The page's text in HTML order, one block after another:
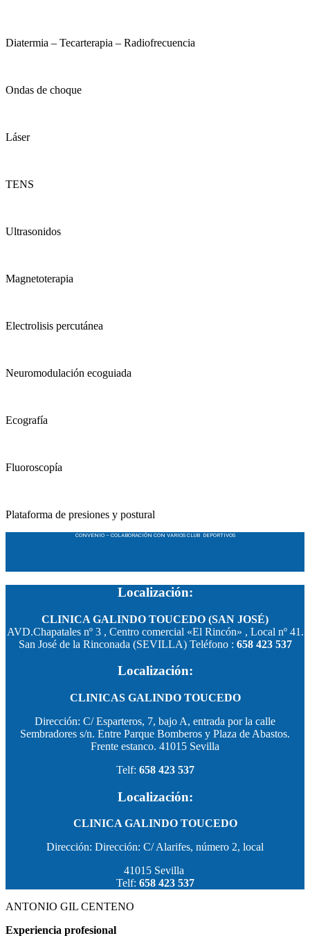
Diatermia – Tecarterapia – Radiofrecuencia
Ondas de choque
Láser
TENS
Ultrasonidos​
Magnetoterapia
Electrolisis percutánea
Neuromodulación ecoguiada
Ecografía
Fluoroscopía
Plataforma de presiones y postural
CONVENIO – COLABORACIÓN CON VARIOS CLUB DEPORTIVOS
Localización:
CLINICA GALINDO TOUCEDO (SAN JOSÉ)
AVD.Chapatales nº 3 , Centro comercial «El Rincón» , Local nº 41.
San José de la Rinconada (SEVILLA) Teléfono : 658 423 537
Localización:
CLINICAS GALINDO TOUCEDO
Dirección: C/ Esparteros, 7, bajo A, entrada por la calle
Sembradores s/n. Entre Parque Bomberos y Plaza de Abastos.
Frente estanco. 41015 Sevilla
Telf: 658 423 537
Localización:
CLINICA GALINDO TOUCEDO
Dirección: Dirección: C/ Alarifes, número 2, local
41015 Sevilla
Telf: 658 423 537
ANTONIO GIL CENTENO
Experiencia profesional